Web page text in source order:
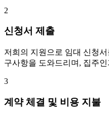
2
신청서 제출
저희의 지원으로 임대 신청
구사항을 도와드리며, 집주
3
계약 체결 및 비용 지불